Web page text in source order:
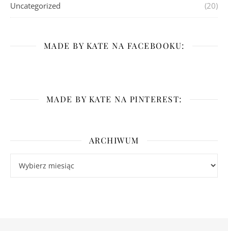
Uncategorized (20)
MADE BY KATE NA FACEBOOKU:
MADE BY KATE NA PINTEREST:
ARCHIWUM